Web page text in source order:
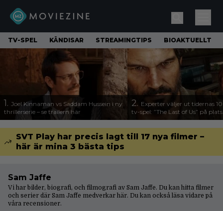
TV-SPEL KÄNDISAR STREAMINGTIPS BIOAKTUELLT
1. Joel Kinnaman vs Saddam Hussein i ny
thrillerserie – se trailern här
2. Experter väljer ut tidernas
tv-spel: ”The Last of Us” på
SVT Play har precis lagt till 17 nya filmer –
här är mina 3 bästa tips
Sam Jaffe
Vi har bilder, biografi, och filmografi av Sam Jaffe. Du kan hitta filmer
och serier där Sam Jaffe medverkar här. Du kan också läsa vidare på
våra recensioner.